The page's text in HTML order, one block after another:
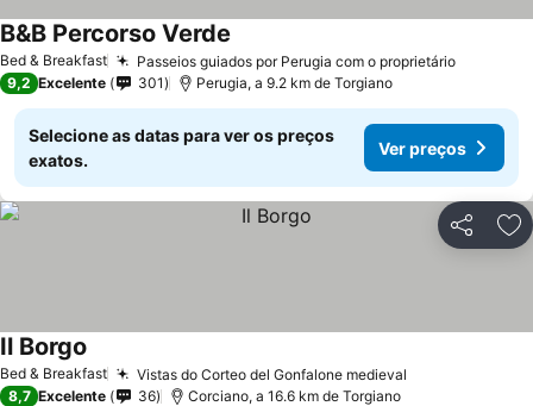
Bed & Breakfast Passeios guiados por Perugia com o proprietário
B&B Percorso Verde
9,2 Excelente 301 Perugia, a 9.2 km de Torgiano
Selecione as datas para ver os preços
exatos.
Ver preços
Partilhar
Bed & Breakfast Vistas do Corteo del Gonfalone medieval
Il Borgo
8,7 Excelente 36 Corciano, a 16.6 km de Torgiano